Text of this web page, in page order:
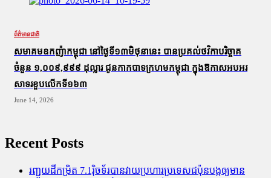
ព័ត៌មានជាតិ
សមាគមឧកញ៉ាកម្ពុជា នៅថ្ងៃទី១៣មិថុនានេះ បានប្រគល់ថវិកាបរិច្ចាគ
ចំនួន ១,០០៩,៩៩៩ ដុល្លារ ជូនកាកបាទក្រហមកម្ពុជា ក្នុងឱកាសអបអរ
សាទរខួបលើកទី១៦៣
June 14, 2026
Recent Posts
រញ្ជួយដីកម្រិត​ 7.1រ៉ិចទ័របានវាយប្រហារប្រទេសជប៉ុនបង្កឲ្យមាន